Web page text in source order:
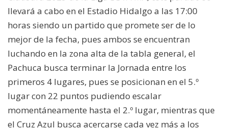
llevará a cabo en el Estadio Hidalgo a las 17:00
horas siendo un partido que promete ser de lo
mejor de la fecha, pues ambos se encuentran
luchando en la zona alta de la tabla general, el
Pachuca busca terminar la Jornada entre los
primeros 4 lugares, pues se posicionan en el 5.º
lugar con 22 puntos pudiendo escalar
momentáneamente hasta el 2.º lugar, mientras que
el Cruz Azul busca acercarse cada vez más a los